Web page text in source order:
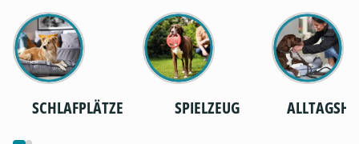
SCHLAFPLÄTZE SPIELZEUG